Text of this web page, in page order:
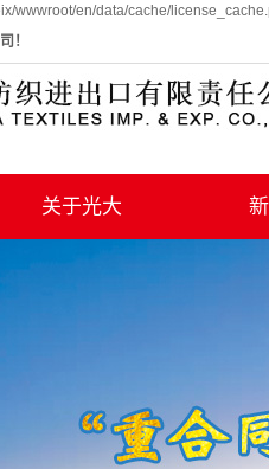
wwwroot/en/data/cache/
！
关于光大
公司简介
生产基地